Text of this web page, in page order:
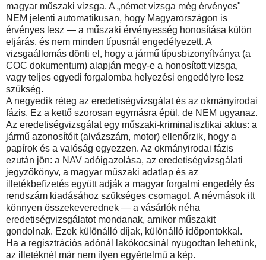
magyar műszaki vizsga. A „német vizsga még érvényes"
NEM jelenti automatikusan, hogy Magyarországon is
érvényes lesz — a műszaki érvényesség honosítása külön
eljárás, és nem minden típusnál engedélyezett. A
vizsgaállomás dönti el, hogy a jármű típusbizonyítványa (a
COC dokumentum) alapján megy-e a honosított vizsga,
vagy teljes egyedi forgalomba helyezési engedélyre lesz
szükség.
A negyedik réteg az eredetiségvizsgálat és az okmányirodai
fázis. Ez a kettő szorosan egymásra épül, de NEM ugyanaz.
Az eredetiségvizsgálat egy műszaki-kriminalisztikai aktus: a
jármű azonosítóit (alvázszám, motor) ellenőrzik, hogy a
papírok és a valóság egyezzen. Az okmányirodai fázis
ezután jön: a NAV adóigazolása, az eredetiségvizsgálati
jegyzőkönyv, a magyar műszaki adatlap és az
illetékbefizetés együtt adják a magyar forgalmi engedély és
rendszám kiadásához szükséges csomagot. A névmások itt
könnyen összekeverednek — a vásárlók néha
eredetiségvizsgálatot mondanak, amikor műszakit
gondolnak. Ezek különálló díjak, különálló időpontokkal.
Ha a regisztrációs adónál lakókocsinál nyugodtan lehetünk,
az illetéknél már nem ilyen egyértelmű a kép.